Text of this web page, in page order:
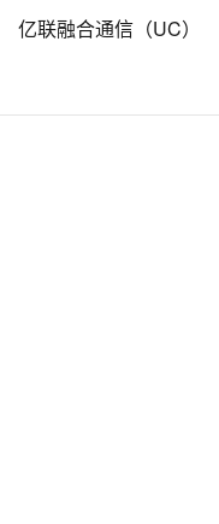
亿联融合通信（UC）